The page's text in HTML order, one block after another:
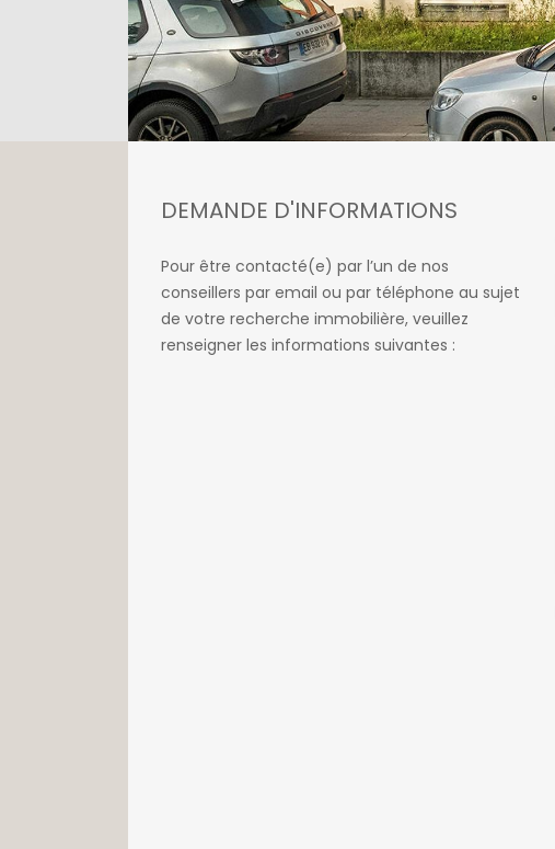
DEMANDE D'INFORMATIONS
Pour être contacté(e) par l’un de nos
conseillers par email ou par téléphone au sujet
de votre recherche immobilière, veuillez
renseigner les informations suivantes :